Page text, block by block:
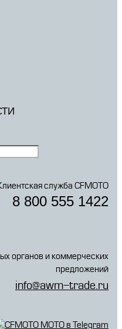
служба CFMOTO
8 800 555 1422
органов и коммерческих
предложений
info@awm-trade.ru